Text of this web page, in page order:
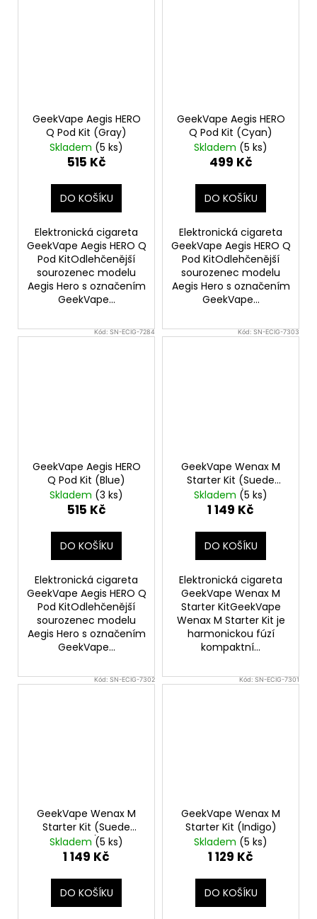
GeekVape Aegis HERO
Q Pod Kit (Gray)
Skladem (5 ks)
515 Kč
DO KOŠÍKU
Elektronická cigareta
GeekVape Aegis HERO Q
Pod KitOdlehčenější
sourozenec modelu
Aegis Hero s označením
GeekVape...
GeekVape Aegis HERO
Q Pod Kit (Cyan)
Skladem (5 ks)
499 Kč
DO KOŠÍKU
Elektronická cigareta
GeekVape Aegis HERO Q
Pod KitOdlehčenější
sourozenec modelu
Aegis Hero s označením
GeekVape...
Kód: SN-ECIG-7284
GeekVape Aegis HERO
Q Pod Kit (Blue)
Skladem (3 ks)
515 Kč
DO KOŠÍKU
Elektronická cigareta
GeekVape Aegis HERO Q
Pod KitOdlehčenější
sourozenec modelu
Aegis Hero s označením
GeekVape...
Kód: SN-ECIG-7303
GeekVape Wenax M
Starter Kit (Suede
Silver)
Skladem (5 ks)
1 149 Kč
DO KOŠÍKU
Elektronická cigareta
GeekVape Wenax M
Starter KitGeekVape
Wenax M Starter Kit je
harmonickou fúzí
kompaktní...
Kód:SN-ECIG-7302
GeekVape Wenax M
Starter Kit (Suede
Blue)
Skladem (5 ks)
1 149 Kč
DO KOŠÍKU
Kód:SN-ECIG-7301
GeekVape Wenax M
Starter Kit (Indigo)
Skladem (5 ks)
1 129 Kč
DO KOŠÍKU